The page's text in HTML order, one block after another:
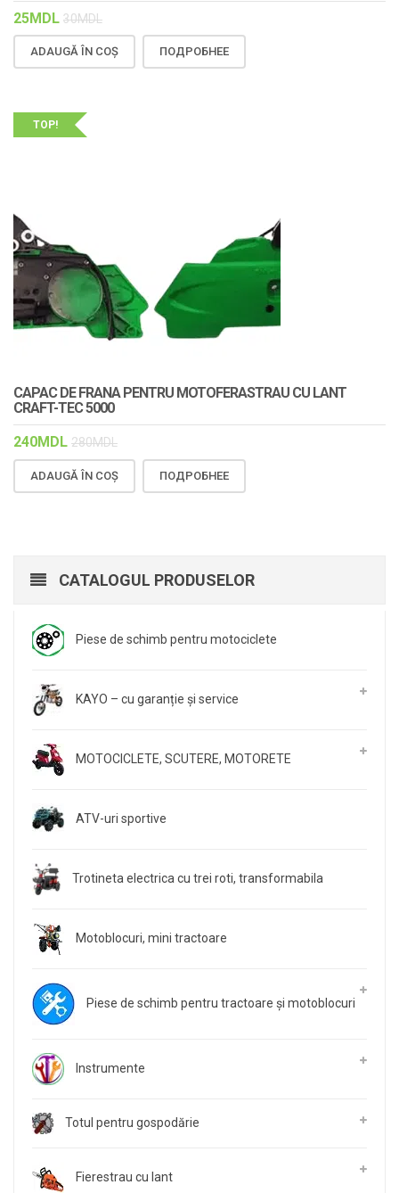
25MDL 30MDL
ADAUGĂ ÎN COȘ ПОДРОБНЕЕ
TOP!
CAPAC DE FRANA PENTRU MOTOFERASTRAU CU LANT
CRAFT-TEC 5000
240MDL 280MDL
ADAUGĂ ÎN COȘ ПОДРОБНЕЕ
CATALOGUL PRODUSELOR
Piese de schimb pentru motociclete
KAYO – cu garanție și service
MOTOCICLETE, SCUTERE, MOTORETE
ATV-uri sportive
Trotineta electrica cu trei roti, transformabila
Motoblocuri, mini tractoare
Piese de schimb pentru tractoare și motoblocuri
Instrumente
Totul pentru gospodărie
Fierestrau cu lant